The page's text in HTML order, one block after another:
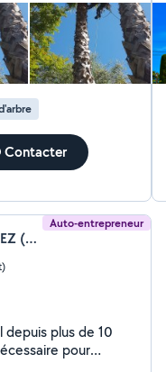
Tout a été
très satisfaits
plaisir. Je le
Contacter
Auto-entrepreneur
Christophe HERNANDEZ (Nice Garden)
depuis plus de 10
pour